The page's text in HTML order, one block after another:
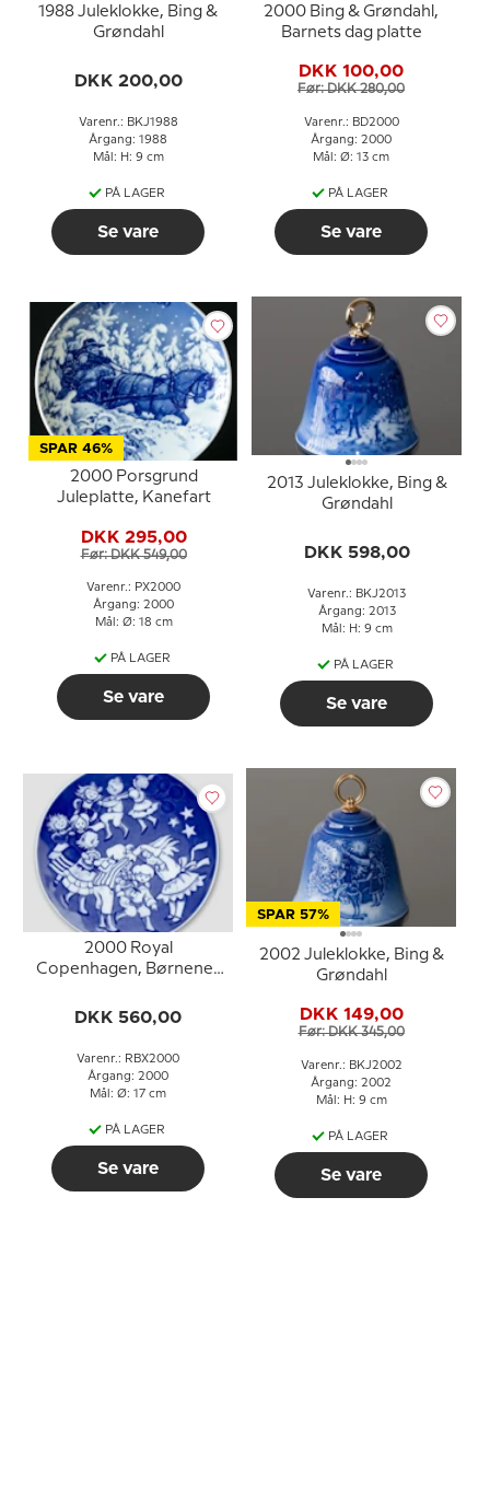
1988 Juleklokke, Bing &
Grøndahl
DKK 200,00
Varenr.: BKJ1988
Årgang: 1988
Mål: H: 9 cm
PÅ LAGER
Se vare
2000 Bing & Grøndahl,
Barnets dag platte
DKK 100,00
Før: DKK 280,00
Varenr.: BD2000
Årgang: 2000
Mål: Ø: 13 cm
PÅ LAGER
Se vare
SPAR 46%
2000 Porsgrund
Juleplatte, Kanefart
DKK 295,00
Før: DKK 549,00
Varenr.: PX2000
Årgang: 2000
Mål: Ø: 18 cm
PÅ LAGER
Se vare
2013 Juleklokke, Bing &
Grøndahl
DKK 598,00
Varenr.: BKJ2013
Årgang: 2013
Mål: H: 9 cm
PÅ LAGER
Se vare
2000 Royal
Copenhagen, Børnenes
DKK 560,00
Varenr.: RBX2000
Årgang: 2000
Mål: Ø: 17 cm
PÅ LAGER
Se vare
SPAR 57%
2002 Juleklokke, Bing &
Grøndahl
DKK 149,00
Før: DKK 345,00
Varenr.: BKJ2002
Årgang: 2002
Mål: H: 9 cm
PÅ LAGER
Se vare